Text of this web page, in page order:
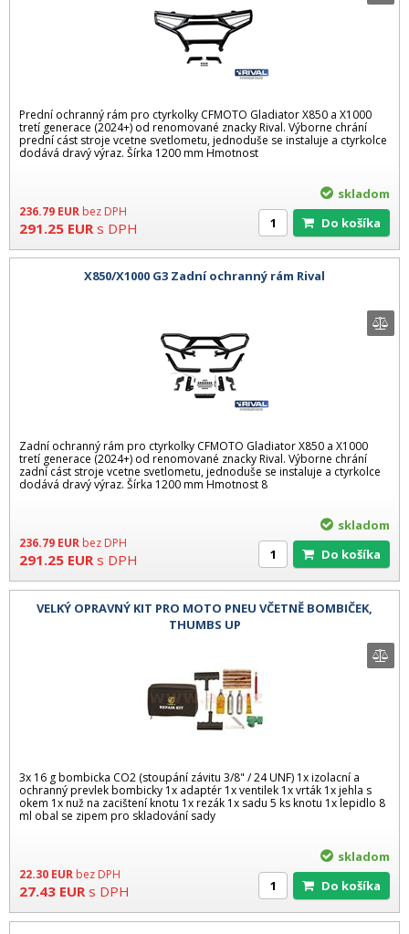
Prední ochranný rám pro ctyrkolky CFMOTO Gladiator X850 a X1000
tretí generace (2024+) od renomované znacky Rival. Výborne chrání
prední cást stroje vcetne svetlometu, jednoduše se instaluje a ctyrkolce
dodává dravý výraz. Šírka 1200 mm Hmotnost
236.79 EUR bez DPH
291.25 EUR s DPH
skladom
Do košíka
X850/X1000 G3 Zadní ochranný rám Rival
Zadní ochranný rám pro ctyrkolky CFMOTO Gladiator X850 a X1000
tretí generace (2024+) od renomované znacky Rival. Výborne chrání
zadní cást stroje vcetne svetlometu, jednoduše se instaluje a ctyrkolce
dodává dravý výraz. Šírka 1200 mm Hmotnost 8
236.79 EUR bez DPH
291.25 EUR s DPH
skladom
Do košíka
VELKÝ OPRAVNÝ KIT PRO MOTO PNEU VČETNĚ BOMBIČEK,
THUMBS UP
3x 16 g bombicka CO2 (stoupání závitu 3/8" / 24 UNF) 1x izolacní a
ochranný prevlek bombicky 1x adaptér 1x ventilek 1x vrták 1x jehla s
okem 1x nuž na zacištení knotu 1x rezák 1x sadu 5 ks knotu 1x lepidlo 8
ml obal se zipem pro skladování sady
22.30 EUR bez DPH
27.43 EUR s DPH
skladom
Do košíka